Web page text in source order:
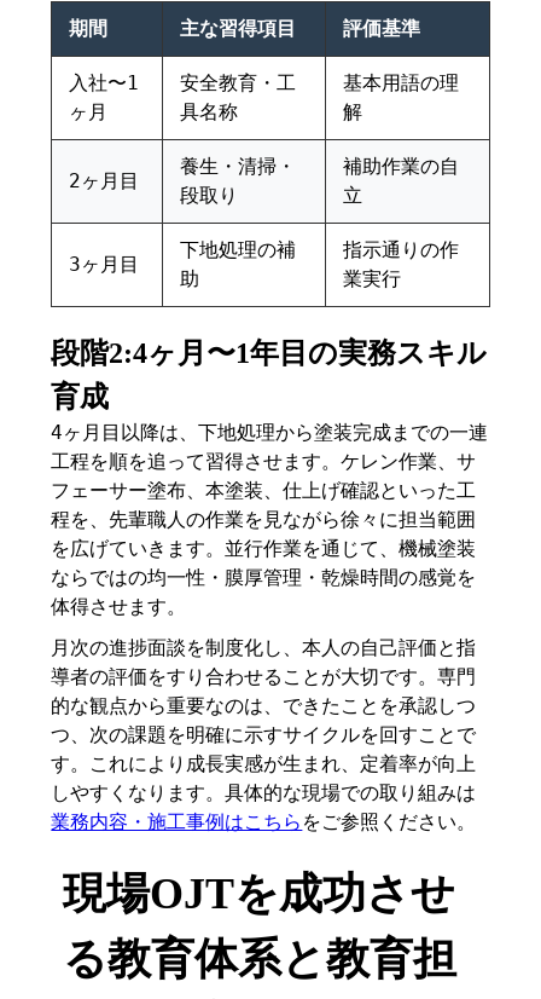
期間 主な習得項目 評価基準
入社〜1
ヶ月
安全教育・工
具名称
基本用語の理
解
2ヶ月目
養生・清掃・
段取り
補助作業の自
立
3ヶ月目
下地処理の補
助
指示通りの作
業実行
段階2:4ヶ月〜1年目の実務スキル
育成
4ヶ月目以降は、下地処理から塗装完成までの一連
工程を順を追って習得させます。ケレン作業、サ
フェーサー塗布、本塗装、仕上げ確認といった工
程を、先輩職人の作業を見ながら徐々に担当範囲
を広げていきます。並行作業を通じて、機械塗装
ならではの均一性・膜厚管理・乾燥時間の感覚を
体得させます。
月次の進捗面談を制度化し、本人の自己評価と指
導者の評価をすり合わせることが大切です。専門
的な観点から重要なのは、できたことを承認しつ
つ、次の課題を明確に示すサイクルを回すことで
す。これにより成長実感が生まれ、定着率が向上
しやすくなります。具体的な現場での取り組みは
業務内容・施工事例はこちら をご参照ください。
現場OJTを成功させ
る教育体系と教育担